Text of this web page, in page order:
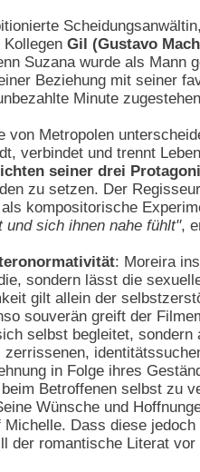
Gil (Gustavo
Suzana wurde als Mann
Beziehung mit seiner
Minute
von Metropolen
verbindet und trennt
seiner drei
zu setzen. Der
kompositorische
sich ihnen nahe fühlt",
: Moreira
sondern lässt die
gilt allein der
souverän greift der
selbst begleitet, sondern
in Folge ihres
Betroffenen selbst zu
Wünsche und
Dass diese jedoch
der romantische Literat